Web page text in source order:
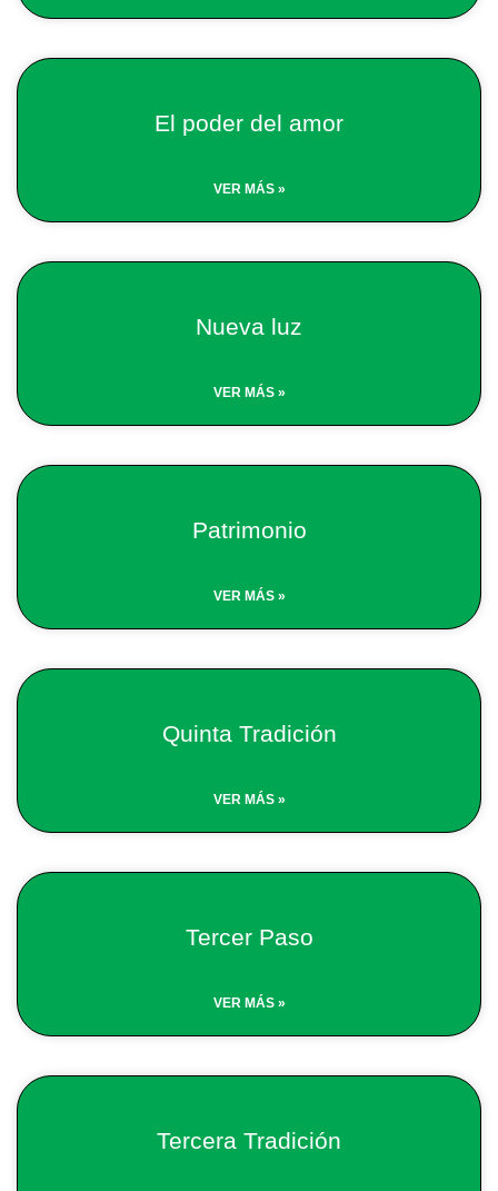
El poder del amor
VER MÁS »
Nueva luz
VER MÁS »
Patrimonio
VER MÁS »
Quinta Tradición
VER MÁS »
Tercer Paso
VER MÁS »
Tercera Tradición